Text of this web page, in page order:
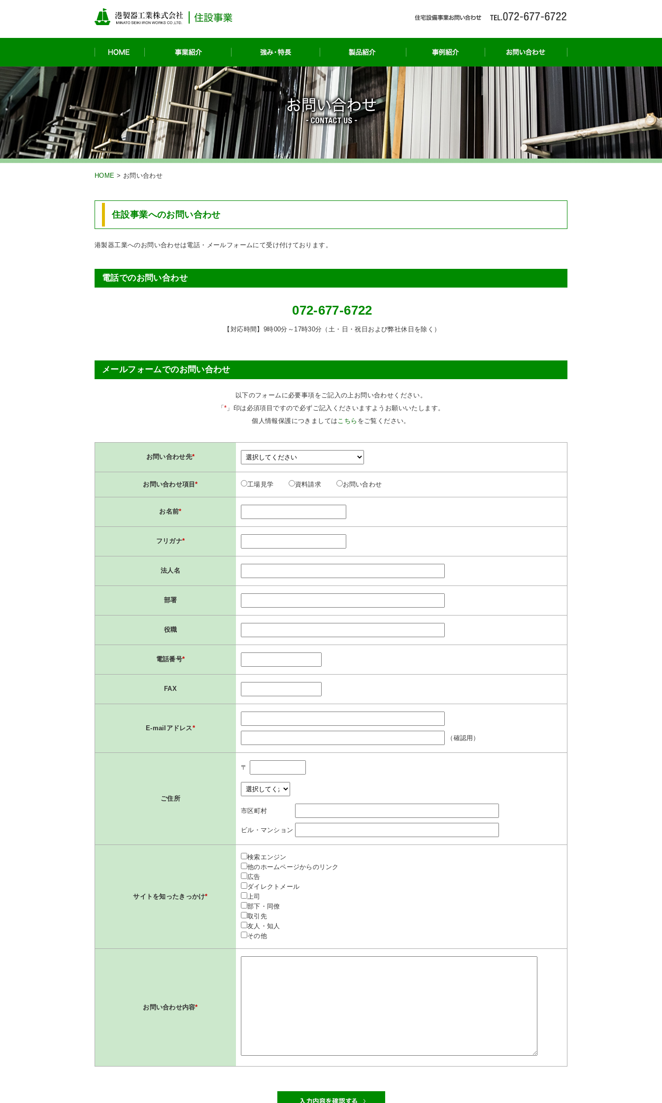
HOME > お問い合わせ
住設事業へのお問い合わせ
港製器工業へのお問い合わせは電話・メールフォームにて受け付けております。
電話でのお問い合わせ
072-677-6722
【対応時間】9時00分～17時30分（土・日・祝日および弊社休日を除く）
メールフォームでのお問い合わせ
以下のフォームに必要事項をご記入の上お問い合わせください。
「* 」印は必須項目ですので必ずご記入くださいますようお願いいたします。
個人情報保護につきましてはこちら をご覧ください。
お問い合わせ先*
お問い合わせ項目* 工場見学 資料請求 お問い合わせ
お名前*
フリガナ*
法人名
部署
役職
電話番号*
FAX
E-mailアドレス*
（確認用）
ご住所
〒
市区町村
ビル・マンション
サイトを知ったきっかけ*
検索エンジン
他のホームページからのリンク
広告
ダイレクトメール
上司
部下・同僚
取引先
友人・知人
その他
お問い合わせ内容*